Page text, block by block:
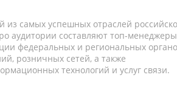
из самых успешных отраслей
аудитории составляют топ-
федеральных и региональных
розничных сетей, а также
технологий и услуг связи.